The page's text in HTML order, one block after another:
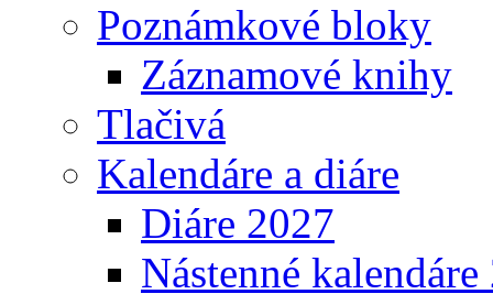
Poznámkové bloky
Záznamové knihy
Tlačivá
Kalendáre a diáre
Diáre 2027
Nástenné